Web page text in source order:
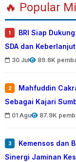
🔥 Popular
1
BRI Siap
SDA dan
30 Jul 89.6K
2
Mahfuddin
Sebagai Kajari
01 Agu 87.9K
3
Kemensos dan
Sinergi Jaminan